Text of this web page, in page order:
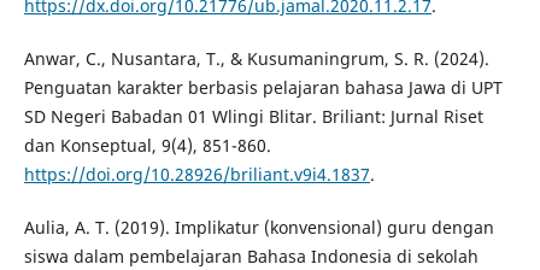
https://dx.doi.org/10.21776/ub.jamal.2020.11.2.17.
Anwar, C., Nusantara, T., & Kusumaningrum, S. R. (2024).
Penguatan karakter berbasis pelajaran bahasa Jawa di UPT
SD Negeri Babadan 01 Wlingi Blitar. Briliant: Jurnal Riset
dan Konseptual, 9(4), 851-860.
https://doi.org/10.28926/briliant.v9i4.1837.
Aulia, A. T. (2019). Implikatur (konvensional) guru dengan
siswa dalam pembelajaran Bahasa Indonesia di sekolah